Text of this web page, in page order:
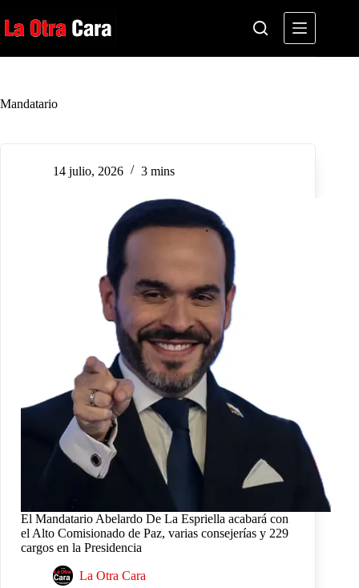
al
contenido
Mandatario
14 julio, 2026 3 mins
El Mandatario Abelardo De La Espriella acabará con
el Alto Comisionado de Paz, varias consejerías y 229
cargos en la Presidencia
La Otra Cara